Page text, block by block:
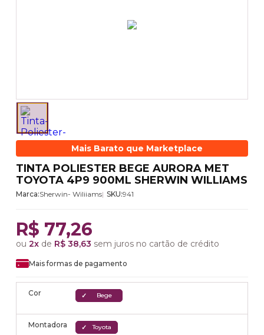
Mais Barato que Marketplace
TINTA POLIESTER BEGE AURORA MET
TOYOTA 4P9 900ML SHERWIN WILLIAMS
Marca:Sherwin- Wiliiams SKU:941
R$ 77,26
ou 2x de R$ 38,63 sem juros no cartão de crédito
Mais formas de pagamento
Cor Bege
Montadora Toyota